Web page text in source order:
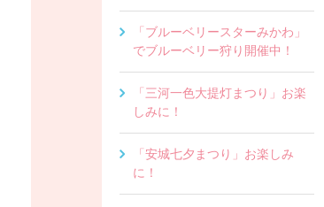
「ブルーベリースターみかわ」
でブルーベリー狩り開催中！
「三河一色大提灯まつり」お楽
しみに！
「安城七夕まつり」お楽しみ
に！